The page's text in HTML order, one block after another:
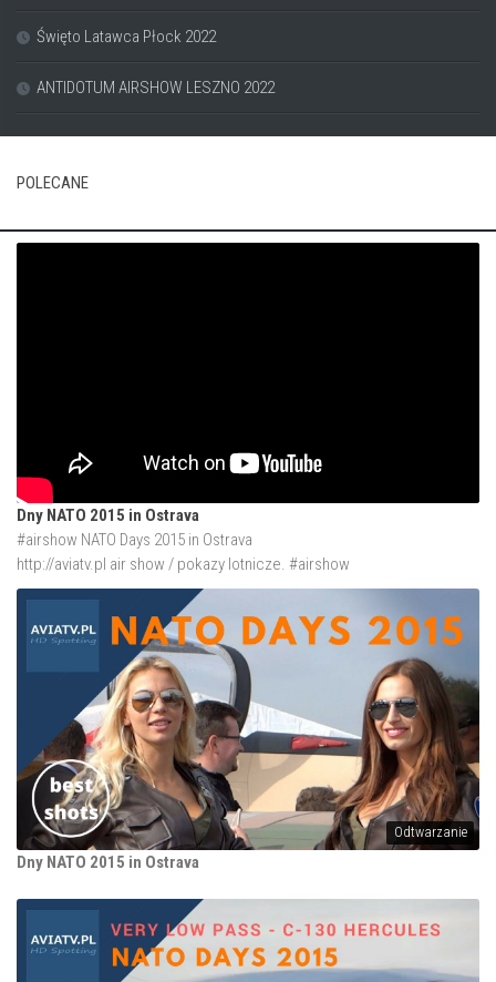
Święto Latawca Płock 2022
ANTIDOTUM AIRSHOW LESZNO 2022
POLECANE
Dny NATO 2015 in Ostrava
#airshow NATO Days 2015 in Ostrava
http://aviatv.pl air show / pokazy lotnicze. #airshow
Odtwarzanie
Dny NATO 2015 in Ostrava